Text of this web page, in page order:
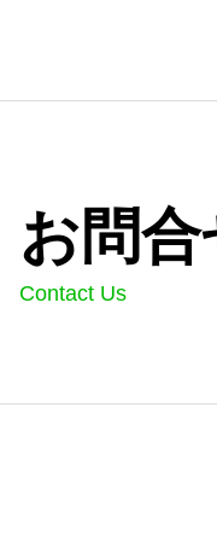
お問合
Contact Us